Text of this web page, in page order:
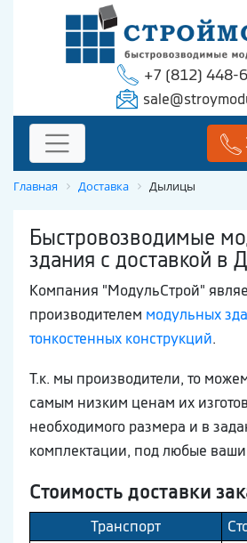
+7 (812) 448-
Главная Доставка Дылицы
Быстровозводимые
здания с доставкой в
Компания "МодульСтрой"
производителем модульных
тонкостенных конструкций.
Т.к. мы производители, то
самым низким ценам их
необходимого размера и в
комплектации, под любые
Стоимость доставки
Транспорт